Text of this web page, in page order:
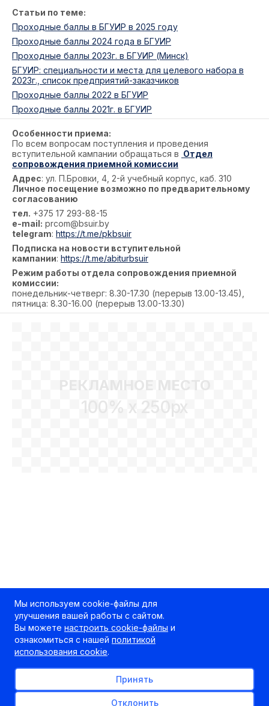
Статьи по теме:
Проходные баллы в БГУИР в 2025 году
Проходные баллы 2024 года в БГУИР
Проходные баллы 2023г. в БГУИР (Минск)
БГУИР: специальности и места для целевого набора в
2023г., список предприятий-заказчиков
Проходные баллы 2022 в БГУИР
Проходные баллы 2021г. в БГУИР
Особенности приема:
По всем вопросам поступления и проведения
вступительной кампании обращаться в Отдел
сопровождения приемной комиссии
Адрес: ул. П.Бровки, 4, 2-й учебный корпус, каб. 310
Личное посещение возможно по предварительному
согласованию
тел. +375 17 293-88-15
e-mail: prcom@bsuir.by
telegram: https://t.me/pkbsuir
Подписка на новости вступительной
кампании: https://t.me/abiturbsuir
Режим работы отдела сопровождения приемной
комиссии:
понедельник-четверг: 8.30-17.30 (перерыв 13.00-13.45),
пятница: 8.30-16.00 (перерыв 13.00-13.30)
РЕКЛАМНОЕ МЕСТО
100% x 250px
Мы используем cookie-файлы для
улучшения вашей работы с сайтом.
Вы можете настроить cookie-файлы и
ознакомиться с нашей политикой
использования cookie.
Принять
Отклонить